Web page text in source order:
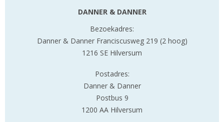
DANNER & DANNER
Bezoekadres:
Danner & Danner Franciscusweg 219 (2 hoog)
1216 SE Hilversum
Postadres:
Danner & Danner
Postbus 9
1200 AA Hilversum